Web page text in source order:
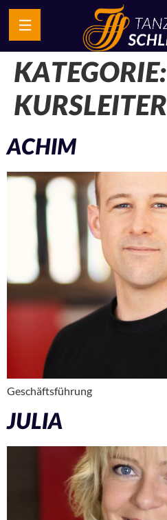
KATEGORIE:
KURSLEITER
ACHIM
Geschäftsführung
JULIA